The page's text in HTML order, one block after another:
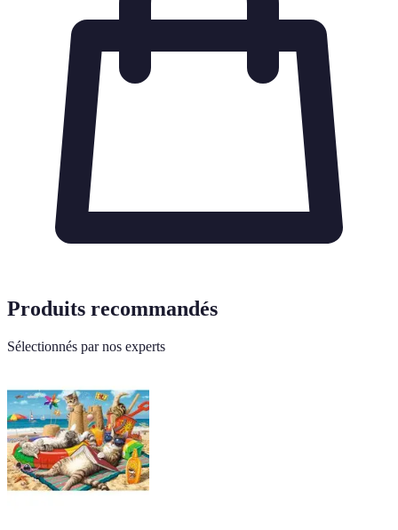
Produits recommandés
Sélectionnés par nos experts